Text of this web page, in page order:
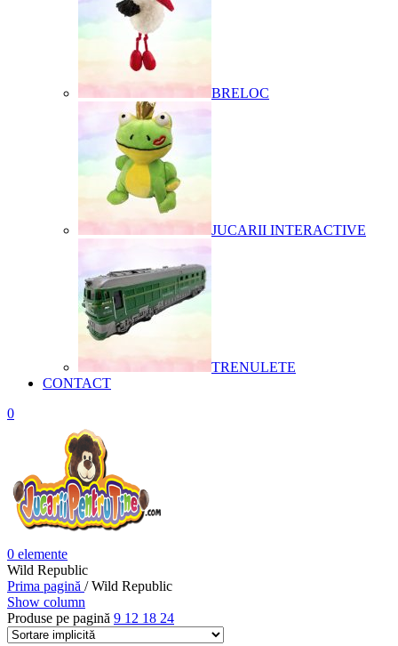
BRELOC
JUCARII INTERACTIVE
TRENULETE
CONTACT
0
0 elemente
Wild Republic
Prima pagină / Wild Republic
Show column
Produse pe pagină 9 12 18 24